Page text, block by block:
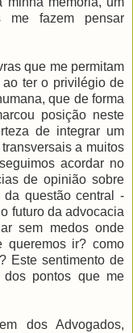
me fazem pensar
que me permitam
ter o privilégio de
que de forma
posição neste
de integrar um
a muitos
acordar no
de opinião sobre
questão central -
futuro da advocacia
sem medos onde
queremos ir? como
Este sentimento de
pontos que me
dos Advogados,